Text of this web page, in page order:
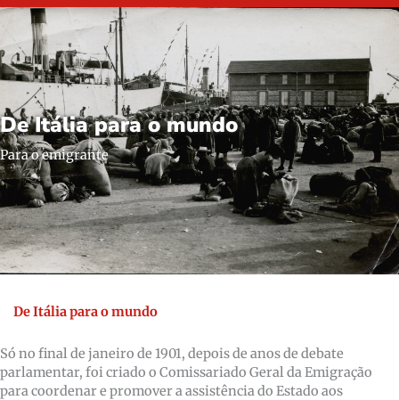
De Itália para o mundo
Para o emigrante
Só no final de janeiro de 1901, depois de anos de debate
parlamentar, foi criado o Comissariado Geral da Emigração
para coordenar e promover a assistência do Estado aos
De Itália para o mundo